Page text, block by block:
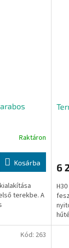
Raktáron
Kosárba
terekbe. A
6
Kód: 263